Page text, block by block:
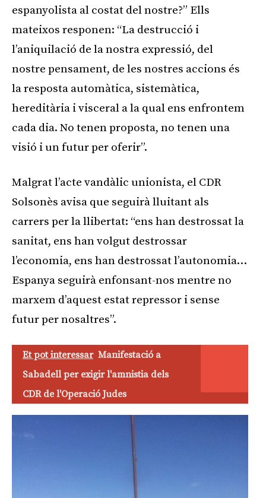
espanyolista al costat del nostre?” Ells
mateixos responen: “La destrucció i
l’aniquilació de la nostra expressió, del
nostre pensament, de les nostres accions és
la resposta automàtica, sistemàtica,
hereditària i visceral a la qual ens enfrontem
cada dia. No tenen proposta, no tenen una
visió i un futur per oferir”.
Malgrat l’acte vandàlic unionista, el CDR
Solsonès avisa que seguirà lluitant als
carrers per la llibertat: “ens han destrossat la
sanitat, ens han volgut destrossar
l’economia, ens han destrossat l’autonomia…
Espanya seguirà enfonsant-nos mentre no
marxem d’aquest estat repressor i sense
futur per nosaltres”.
Et pot interessar Manifestació a
Sabadell per exigir l'amnistia dels
CDR de l'Operació Judes